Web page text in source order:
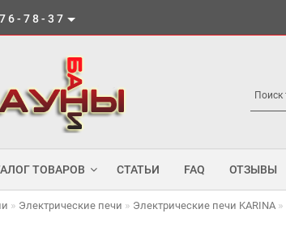
78-37
ТОВАРОВ СТАТЬИ FAQ ОТЗЫВЫ
Электрические печи Электрические печи KARINA